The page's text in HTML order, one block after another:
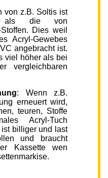
von z.B. Soltis ist
als die von
Dies weil
Acryl-Gewebes
angebracht ist.
viel höher als bei
vergleichbaren
: Wenn z.B.
erneuert wird,
teuren, Stoffe
Acryl-Tuch
billiger und last
und braucht
Kassette wen